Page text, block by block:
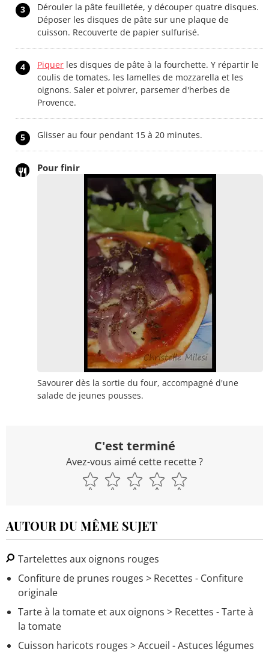
3
Dérouler la pâte feuilletée, y découper quatre disques.
Déposer les disques de pâte sur une plaque de
cuisson. Recouverte de papier sulfurisé.
4 Piquer les disques de pâte à la fourchette. Y répartir le
coulis de tomates, les lamelles de mozzarella et les
oignons. Saler et poivrer, parsemer d'herbes de
Provence.
5 Glisser au four pendant 15 à 20 minutes.
Pour finir
Savourer dès la sortie du four, accompagné d'une
salade de jeunes pousses.
C'est terminé
Avez-vous aimé cette recette ?
AUTOUR DU MÊME SUJET
Tartelettes aux oignons rouges
Confiture de prunes rouges > Recettes - Confiture
originale
Tarte à la tomate et aux oignons > Recettes - Tarte à
la tomate
Cuisson haricots rouges > Accueil - Astuces légumes